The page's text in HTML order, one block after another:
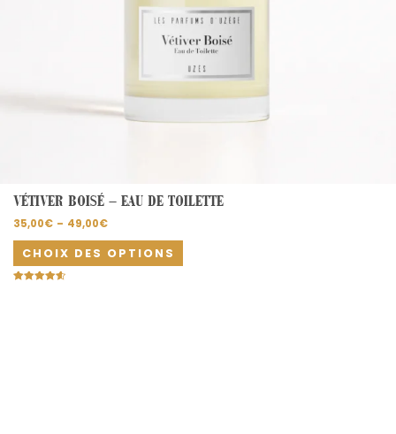
VÉTIVER BOISÉ – EAU DE TOILETTE
35,00€ – 49,00€
CHOIX DES OPTIONS
page
du
produit